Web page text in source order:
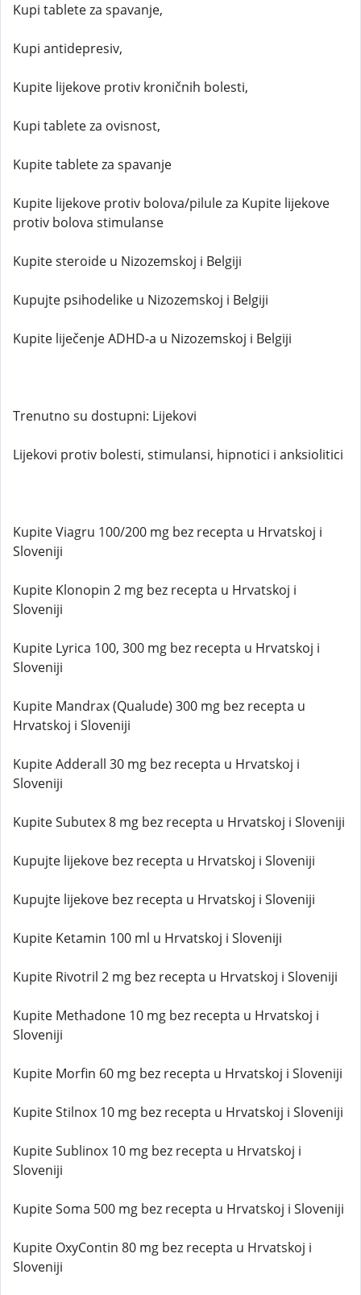
Kupi tablete za spavanje,
Kupi antidepresiv,
Kupite lijekove protiv kroničnih bolesti,
Kupi tablete za ovisnost,
Kupite tablete za spavanje
Kupite lijekove protiv bolova/pilule za Kupite lijekove
protiv bolova stimulanse
Kupite steroide u Nizozemskoj i Belgiji
Kupujte psihodelike u Nizozemskoj i Belgiji
Kupite liječenje ADHD-a u Nizozemskoj i Belgiji
Trenutno su dostupni: Lijekovi
Lijekovi protiv bolesti, stimulansi, hipnotici i anksiolitici
Kupite Viagru 100/200 mg bez recepta u Hrvatskoj i
Sloveniji
Kupite Klonopin 2 mg bez recepta u Hrvatskoj i
Sloveniji
Kupite Lyrica 100, 300 mg bez recepta u Hrvatskoj i
Sloveniji
Kupite Mandrax (Qualude) 300 mg bez recepta u
Hrvatskoj i Sloveniji
Kupite Adderall 30 mg bez recepta u Hrvatskoj i
Sloveniji
Kupite Subutex 8 mg bez recepta u Hrvatskoj i Sloveniji
Kupujte lijekove bez recepta u Hrvatskoj i Sloveniji
Kupujte lijekove bez recepta u Hrvatskoj i Sloveniji
Kupite Ketamin 100 ml u Hrvatskoj i Sloveniji
Kupite Rivotril 2 mg bez recepta u Hrvatskoj i Sloveniji
Kupite Methadone 10 mg bez recepta u Hrvatskoj i
Sloveniji
Kupite Morfin 60 mg bez recepta u Hrvatskoj i Sloveniji
Kupite Stilnox 10 mg bez recepta u Hrvatskoj i Sloveniji
Kupite Sublinox 10 mg bez recepta u Hrvatskoj i
Sloveniji
Kupite Soma 500 mg bez recepta u Hrvatskoj i Sloveniji
Kupite OxyContin 80 mg bez recepta u Hrvatskoj i
Sloveniji